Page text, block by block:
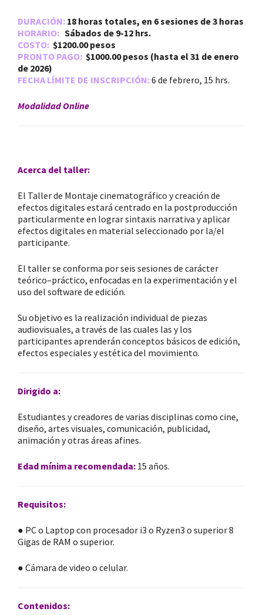
DURACIÓN: 18 horas totales, en 6 sesiones de 3 horas
HORARIO: Sábados de 9-12 hrs.
COSTO: $1200.00 pesos
PRONTO PAGO: $1000.00 pesos (hasta el 31 de enero
de 2026)
FECHA LÍMITE DE INSCRIPCIÓN:6 de febrero, 15 hrs.
Modalidad Online
Acerca del taller:
El Taller de Montaje cinematográfico y creación de
efectos digitales estará centrado en la postproducción
particularmente en lograr sintaxis narrativa y aplicar
efectos digitales en material seleccionado por la/el
participante.
El taller se conforma por seis sesiones de carácter
teórico–práctico, enfocadas en la experimentación y el
uso del software de edición.
Su objetivo es la realización individual de piezas
audiovisuales, a través de las cuales las y los
participantes aprenderán conceptos básicos de edición,
efectos especiales y estética del movimiento.
Dirigido a:
Estudiantes y creadores de varias disciplinas como cine,
diseño, artes visuales, comunicación, publicidad,
animación y otras áreas afines.
Edad mínima recomendada: 15 años.
Requisitos:
● PC o Laptop con procesador i3 o Ryzen3 o superior 8
Gigas de RAM o superior.
● Cámara de video o celular.
Contenidos: